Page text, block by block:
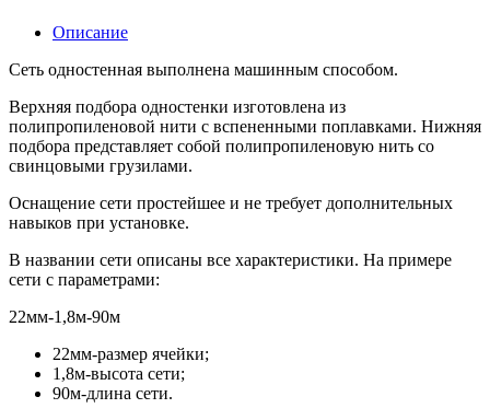
Описание
Сеть одностенная выполнена машинным способом.
Верхняя подбора одностенки изготовлена из
полипропиленовой нити с вспененными поплавками. Нижняя
подбора представляет собой полипропиленовую нить со
свинцовыми грузилами.
Оснащение сети простейшее и не требует дополнительных
навыков при установке.
В названии сети описаны все характеристики. На примере
сети с параметрами:
22мм-1,8м-90м
22мм-размер ячейки;
1,8м-высота сети;
90м-длина сети.